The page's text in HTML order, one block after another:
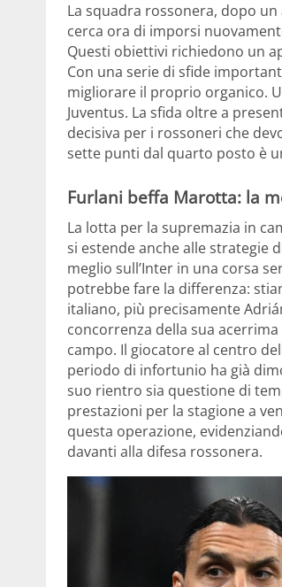
La squadra rossonera, dopo
cerca ora di imporsi
Questi obiettivi richiedono un
Con una serie di sfide
migliorare il proprio organico.
Juventus. La sfida oltre a
decisiva per i rossoneri che
sette punti dal quarto posto è
Furlani beffa Marotta: la
La lotta per la supremazia in
si estende anche alle strategie
meglio sull’Inter in una corsa
potrebbe fare la differenza:
italiano, più precisamente
concorrenza della sua
campo. Il giocatore al centro
periodo di infortunio ha già
suo rientro sia questione di
prestazioni per la stagione a
questa operazione,
davanti alla difesa rossonera.